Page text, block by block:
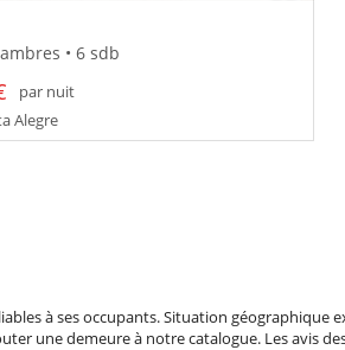
• 6 sdb
par nuit
Alegre
à ses occupants. Situation
une demeure à notre catalogue. Les avis